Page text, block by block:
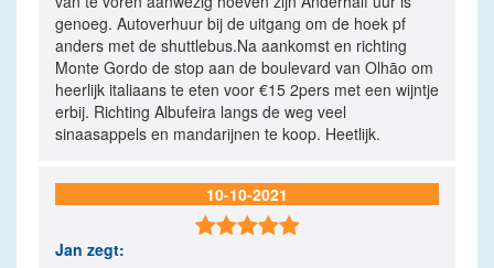
genoeg. Autoverhuur bij de uitgang om de hoek pf
anders met de shuttlebus.Na aankomst en richting
Monte Gordo de stop aan de boulevard van Olhāo om
heerlijk italiaans te eten voor €15 2pers met een wijntje
erbij. Richting Albufeira langs de weg veel
sinaasappels en mandarijnen te koop. Heetlijk.
10-10-2021

Jan zegt: